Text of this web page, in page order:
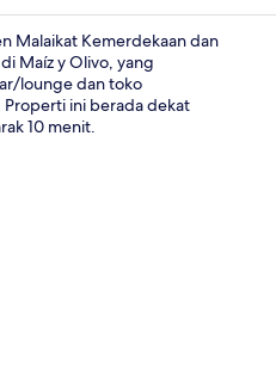
Melayani
Malaikat Kemerdekaan dan
Maíz y Olivo, yang
lounge dan toko
Properti ini berada dekat
10 menit.